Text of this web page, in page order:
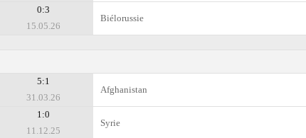
0:3
15.05.26
Biélorussie
5:1
31.03.26
Afghanistan
1:0
11.12.25
Syrie